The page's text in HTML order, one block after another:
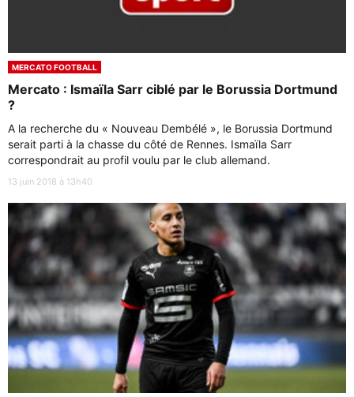
MERCATO FOOTBALL
Mercato : Ismaïla Sarr ciblé par le Borussia Dortmund
?
A la recherche du « Nouveau Dembélé », le Borussia Dortmund
serait parti à la chasse du côté de Rennes. Ismaïla Sarr
correspondrait au profil voulu par le club allemand.
13 juin 2018 à 13h40